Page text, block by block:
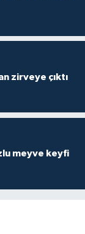
zirveye çıktı
meyve keyfi